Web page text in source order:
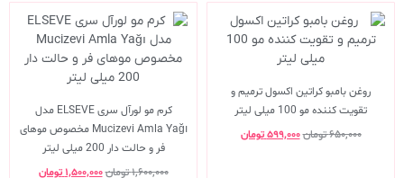
روغن بامبو کراتین اکسول ترمیم و
تقویت کننده مو 100 میلی لیتر
۶۵۰,۰۰۰تومان۵۹۹,۰۰۰ تومان
کرم مو لورآل سری ELSEVE مدل
Mucizevi Amla Yağı مخصوص موهای
فر و حالت دار 200 میلی لیتر
۱,۶۰۰,۰۰۰تومان۱,۵۰۰,۰۰۰ تومان